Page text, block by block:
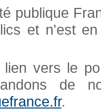
publique
et n'est
vers le
de
.